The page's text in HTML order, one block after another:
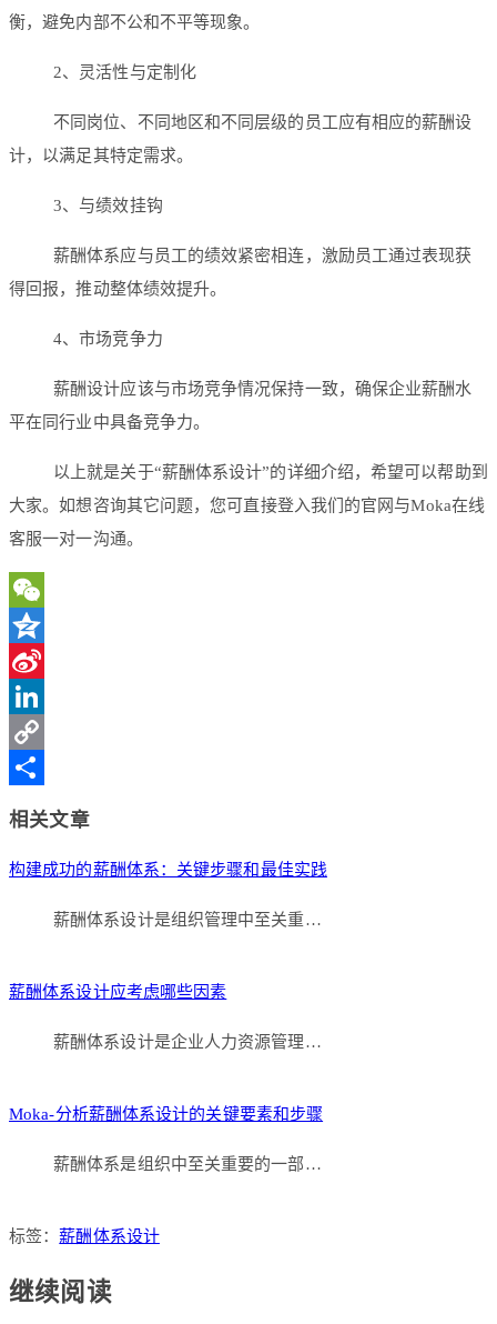
衡，避免内部不公和不平等现象。
2、灵活性与定制化
不同岗位、不同地区和不同层级的员工应有相应的薪酬设
计，以满足其特定需求。
3、与绩效挂钩
薪酬体系应与员工的绩效紧密相连，激励员工通过表现获
得回报，推动整体绩效提升。
4、市场竞争力
薪酬设计应该与市场竞争情况保持一致，确保企业薪酬水
平在同行业中具备竞争力。
以上就是关于“薪酬体系设计”的详细介绍，希望可以帮助到
大家。如想咨询其它问题，您可直接登入我们的官网与Moka在线
客服一对一沟通。
WeChat
Qzone
Sina
Weibo
LinkedIn
Copy
相关文章
构建成功的薪酬体系：关键步骤和最佳实践
薪酬体系设计是组织管理中至关重…
薪酬体系设计应考虑哪些因素
薪酬体系设计是企业人力资源管理…
Moka-分析薪酬体系设计的关键要素和步骤
薪酬体系是组织中至关重要的一部…
标签：薪酬体系设计
继续阅读